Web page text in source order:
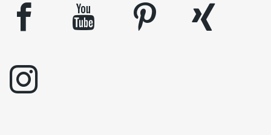
facebook youtube pinterest
xing
instagram